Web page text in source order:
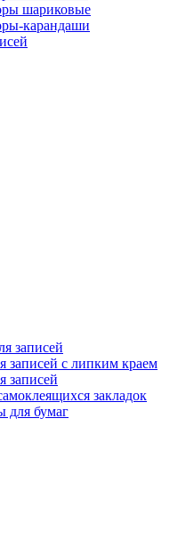
шариковые
карандаши
записей
записей с липким краем
записей
закладок
для бумаг